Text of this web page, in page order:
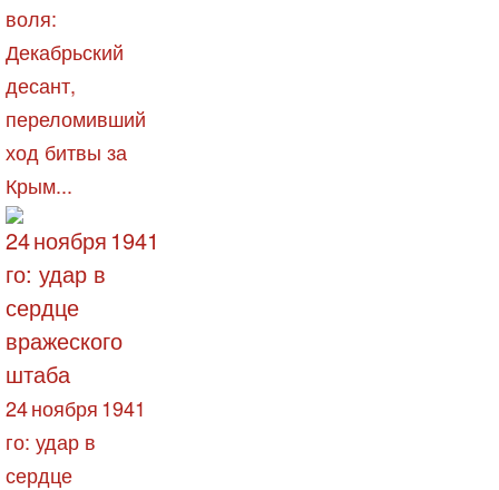
воля:
Декабрьский
десант,
переломивший
ход битвы за
Крым...
24 ноября 1941
го: удар в
сердце